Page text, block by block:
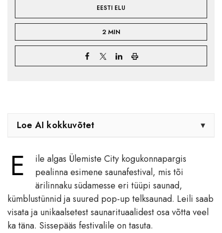
EESTI ELU
2 MIN
Loe AI kokkuvõtet ▾
E
ile algas Ülemiste City kogukonnapargis
pealinna esimene saunafestival, mis tõi
ärilinnaku südamesse eri tüüpi saunad,
kümblustünnid ja suured pop-up telksaunad. Leili saab
visata ja unikaalsetest saunarituaalidest osa võtta veel
ka täna. Sissepääs festivalile on tasuta.